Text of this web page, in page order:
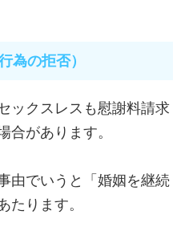
為の拒否）
ックスレスも慰謝料請求
合があります。
由でいうと「婚姻を継続
たります。